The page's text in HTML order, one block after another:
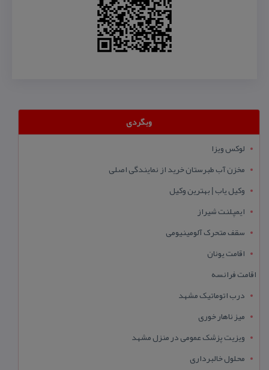
وبگردی
لوکس ویزا
مخزن آب طبرستان خرید از نمایندگی اصلی
وکیل یاب | بهترین وکیل
ایمپلنت شیراز
سقف متحرک آلومینیومی
اقامت یونان
اقامت فرانسه
درب اتوماتیک مشهد
میز ناهار خوری
ویزیت پزشک عمومی در منزل مشهد
محلول خالبرداری